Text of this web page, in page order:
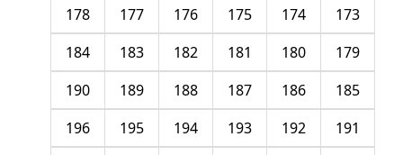
173
174
175
176
177
178
179
180
181
182
183
184
185
186
187
188
189
190
191
192
193
194
195
196